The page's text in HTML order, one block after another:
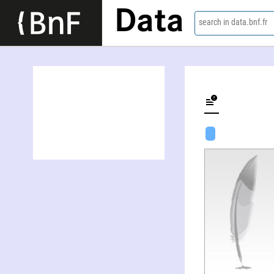
Data search in data.bnf.fr